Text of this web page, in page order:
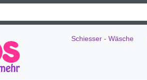
Schiesser - Wäsche